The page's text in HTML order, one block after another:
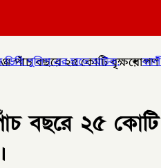
কালীগঞ্জ পৌরসভার
পাঁচ বছরে ২৫ কোটি
বছরে ২৫